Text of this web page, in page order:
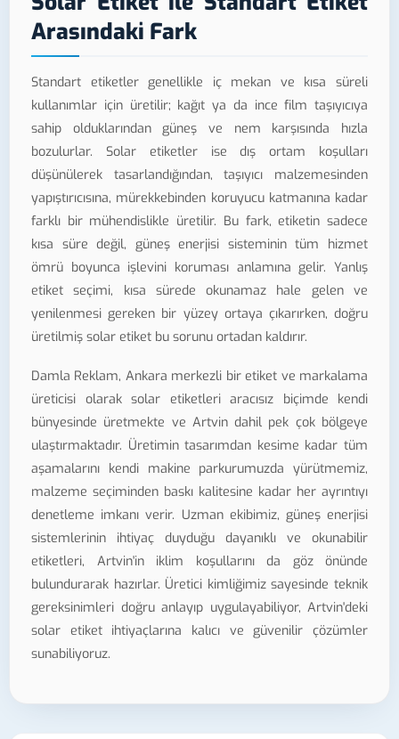
Arasındaki Fark
Standart etiketler genellikle iç mekan ve kısa süreli
kullanımlar için üretilir; kağıt ya da ince film taşıyıcıya
sahip olduklarından güneş ve nem karşısında hızla
bozulurlar. Solar etiketler ise dış ortam koşulları
düşünülerek tasarlandığından, taşıyıcı malzemesinden
yapıştırıcısına, mürekkebinden koruyucu katmanına kadar
farklı bir mühendislikle üretilir. Bu fark, etiketin sadece
kısa süre değil, güneş enerjisi sisteminin tüm hizmet
ömrü boyunca işlevini koruması anlamına gelir. Yanlış
etiket seçimi, kısa sürede okunamaz hale gelen ve
yenilenmesi gereken bir yüzey ortaya çıkarırken, doğru
üretilmiş solar etiket bu sorunu ortadan kaldırır.
Damla Reklam, Ankara merkezli bir etiket ve markalama
üreticisi olarak solar etiketleri aracısız biçimde kendi
bünyesinde üretmekte ve Artvin dahil pek çok bölgeye
ulaştırmaktadır. Üretimin tasarımdan kesime kadar tüm
aşamalarını kendi makine parkurumuzda yürütmemiz,
malzeme seçiminden baskı kalitesine kadar her ayrıntıyı
denetleme imkanı verir. Uzman ekibimiz, güneş enerjisi
sistemlerinin ihtiyaç duyduğu dayanıklı ve okunabilir
etiketleri, Artvin'in iklim koşullarını da göz önünde
bulundurarak hazırlar. Üretici kimliğimiz sayesinde teknik
gereksinimleri doğru anlayıp uygulayabiliyor, Artvin'deki
solar etiket ihtiyaçlarına kalıcı ve güvenilir çözümler
sunabiliyoruz.